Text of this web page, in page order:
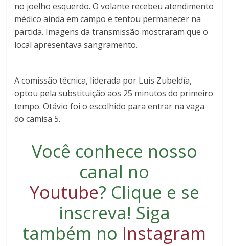
no joelho esquerdo. O volante recebeu atendimento
médico ainda em campo e tentou permanecer na
partida. Imagens da transmissão mostraram que o
local apresentava sangramento.
A comissão técnica, liderada por Luis Zubeldía,
optou pela substituição aos 25 minutos do primeiro
tempo. Otávio foi o escolhido para entrar na vaga
do camisa 5.
Você conhece nosso
canal no
Youtube? Clique e se
inscreva! Siga
também no Instagram